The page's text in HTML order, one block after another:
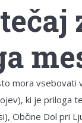
mora vsebovati
ki je priloga
Občine Dol pri